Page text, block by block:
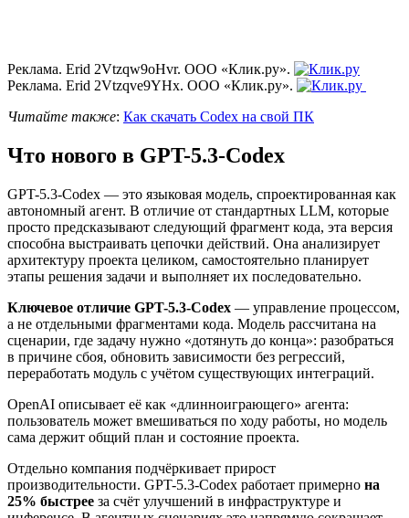
Реклама. Erid 2Vtzqw9oHvr. ООО «Клик.ру».
Реклама. Erid 2Vtzqve9YHx. ООО «Клик.ру».
Читайте также: Как скачать Codex на свой ПК
Что нового в GPT-5.3-Codex
GPT-5.3-Codex — это языковая модель, спроектированная как
автономный агент. В отличие от стандартных LLM, которые
просто предсказывают следующий фрагмент кода, эта версия
способна выстраивать цепочки действий. Она анализирует
архитектуру проекта целиком, самостоятельно планирует
этапы решения задачи и выполняет их последовательно.
Ключевое отличие GPT-5.3-Codex — управление процессом,
а не отдельными фрагментами кода. Модель рассчитана на
сценарии, где задачу нужно «дотянуть до конца»: разобраться
в причине сбоя, обновить зависимости без регрессий,
переработать модуль с учётом существующих интеграций.
OpenAI описывает её как «длинноиграющего» агента:
пользователь может вмешиваться по ходу работы, но модель
сама держит общий план и состояние проекта.
Отдельно компания подчёркивает прирост
производительности. GPT-5.3-Codex работает примерно на
25% быстрее за счёт улучшений в инфраструктуре и